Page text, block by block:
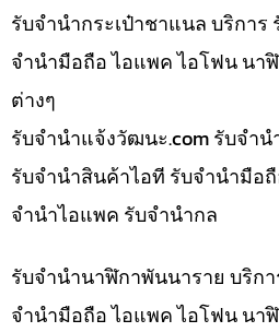
รับจำนำกระเป๋าชาแนล บริกา
จำนำมือถือ ไอแพค ไอโฟน นา
ต่างๆ
รับจํานําแจ้งวัฒนะ.com รับจำน
รับจำนำสินค้าไอที รับจำนำมือ
จำนำไอแพค รับจำนำกล
รับจำนำนาฬิกาพันนาราย บริก
จำนำมือถือ ไอแพค ไอโฟน นา